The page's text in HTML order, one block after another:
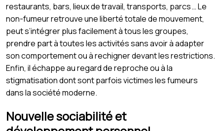
restaurants, bars, lieux de travail, transports, parcs … Le
non-fumeur retrouve une liberté totale de mouvement,
peut s’intégrer plus facilement à tous les groupes,
prendre part à toutes les activités sans avoir à adapter
son comportement ou à rechigner devant les restrictions.
Enfin, il échappe au regard de reproche ou à la
stigmatisation dont sont parfois victimes les fumeurs
dans la société moderne.
Nouvelle sociabilité et